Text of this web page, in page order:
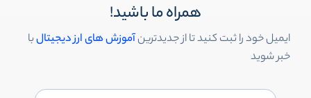
همراه ما باشید!
ایمیل خود را ثبت کنید تا از جدیدترینآموزش های ارز دیجیتالبا
خبر شوید